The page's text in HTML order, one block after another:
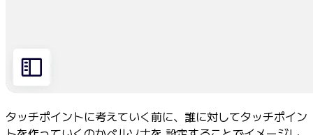
タッチポイントに考えていく前に、誰に対してタッチポイン